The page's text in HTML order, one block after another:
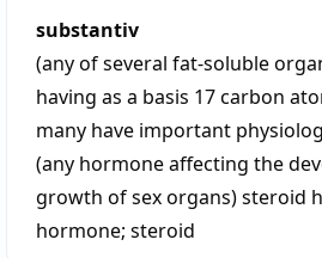
substantiv
(any of several fat-soluble
having as a basis 17 carbon
many have important
(any hormone affecting the
growth of sex organs)steroid
hormone; steroid